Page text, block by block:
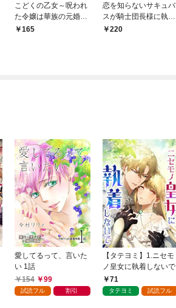
こどくの乙女～呪われ
た令嬢は華族の元婚約
者に溺愛される～: 1
165
恋を知らないサキュバ
スが騎士団長様に執着
溺愛されるまで: 1
220
愛してるって、言いた
い 1話
154
99
試読フル 割引
【タテヨミ】1.ニセモ
ノ皇女に執着しないで
71
タテヨミ 試読フル